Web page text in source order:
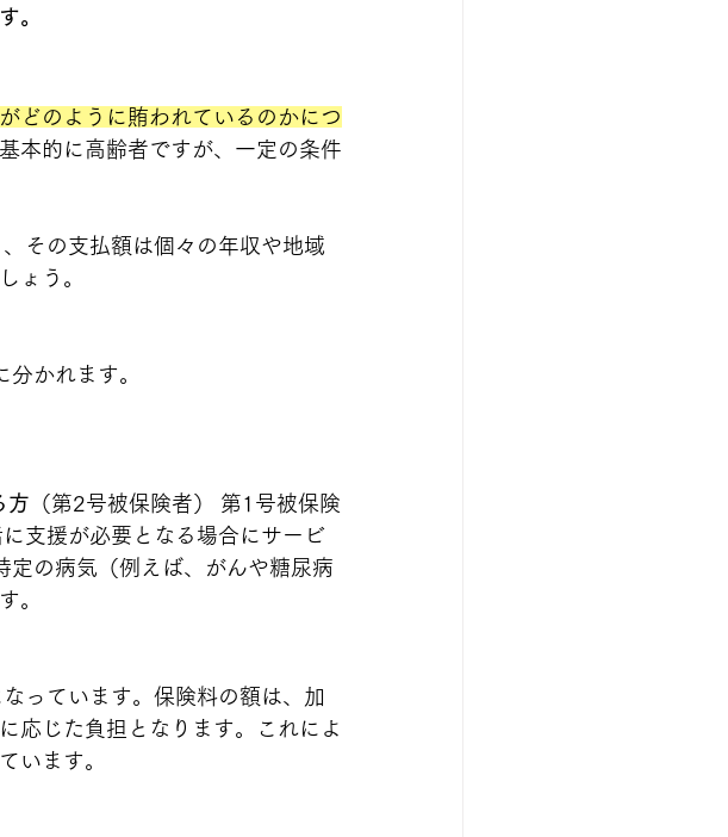
。
どのように賄われているのかにつ
本的に高齢者ですが、一定の条件
その支払額は個々の年収や地域
ょう。
かれます。
方 （第2号被保険者） 第1号被保険
支援が必要となる場合にサービ
定の病気（例えば、がんや糖尿病
。
っています。保険料の額は、加
応じた負担となります。これによ
います。